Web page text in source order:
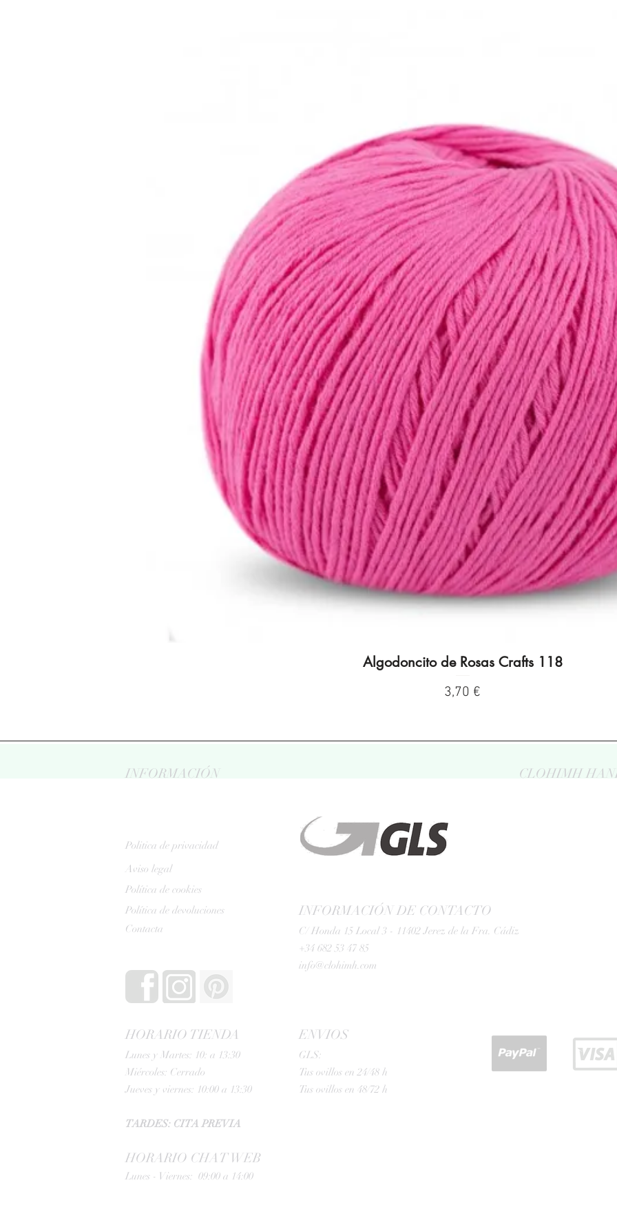
Visualização rápida
Algodoncito de Rosas Crafts 118
Preço
3,70 €
INFORMACIÓN CLOHIMH
Politica de privacidad
Aviso legal
Política de cookies
Política de devoluciones
Contacta
INFORMACIÓN DE CONTACTO
C/ Honda 15 Local 3 - 11402 Jerez de la Fra. Cádiz
+34 682 53 47 85
info@clohimh.com
HORARIO TIENDA
Lunes y Martes: 10: a 13:30
Miércoles: Cerrado
Jueves y viernes: 10:00 a 13:30
TARDES: CITA PREVIA
HORARIO CHAT WEB
Lunes - Viernes: 09:00 a 14:00
ENVIOS
GLS:
Tus ovillos en 24/48 h
Tus ovillos en 48/72 h